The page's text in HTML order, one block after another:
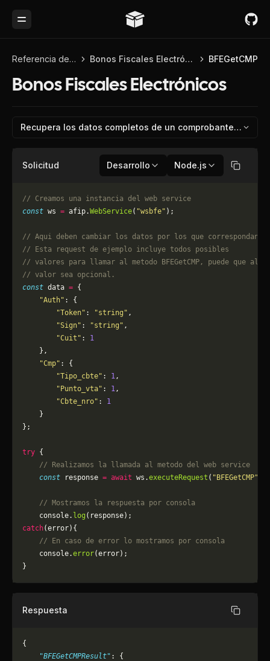
Toggle Menu
Referencia de API Bonos Fiscales Electrónicos BFEGetCMP
Bonos Fiscales Electrónicos
Recupera los datos completos de un comprobante ya
Solicitud Desarrollo Node.js Copiar
// Creamos una instancia del web service
const ws = afip.WebService( "wsbfe" );
// Aqui deben cambiar los datos por los que correspondan.
// Esta request de ejemplo incluye todos posibles
// valores para llamar al metodo BFEGetCMP, puede que
// valor sea opcional.
const data = {
    "Auth"
: {
        "Token"
: "string" ,
        "Sign"
: "string" ,
        "Cuit"
: 1
    },
    "Cmp"
: {
        "Tipo_cbte"
: 1,
        "Punto_vta"
: 1,
        "Cbte_nro"
: 1
    }
};
try {
    // Realizamos la llamada al metodo del web service
    const
response = await ws.executeRequest ( "BFEGetCMP"
    // Mostramos la respuesta por consola
    console.
log (response);
catch(error){
    // En caso de error lo mostramos por consola
	console.
error(error);
}
Respuesta Copiar
{
    "BFEGetCMPResult"
: {